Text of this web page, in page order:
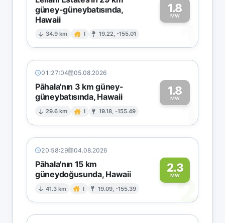
güney-güneybatısında,
Hawaii
34.9 km I 19.22, -155.01
1.8
MW
1
01:27:04 05.08.2026
Pāhala'nın 3 km güney-
güneybatısında, Hawaii
29.6 km I 19.18, -155.49
1.8
MW1
20:58:29 04.08.2026
Pāhala'nın 15 km
güneydoğusunda, Hawaii
41.3 km I 19.09, -155.39
2.3
MW2